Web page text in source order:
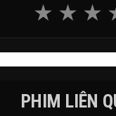
PHIM LIÊN